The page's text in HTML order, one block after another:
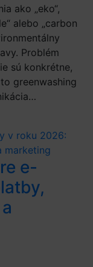
ako „eko“,
alebo „carbon
Problém
sú konkrétne,
greenwashing
e-